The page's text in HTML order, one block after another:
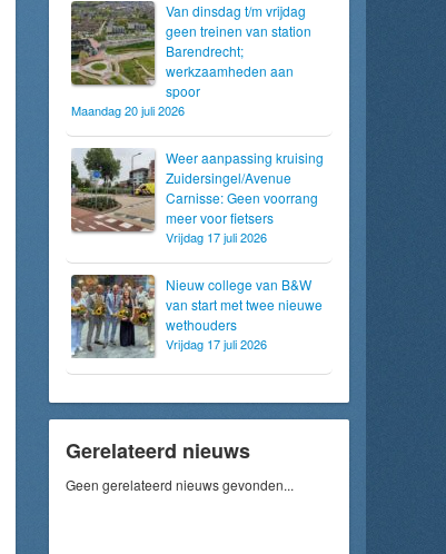
Van dinsdag t/m vrijdag
geen treinen van station
Barendrecht;
werkzaamheden aan
spoor
Maandag 20 juli 2026
Weer aanpassing kruising
Zuidersingel/Avenue
Carnisse: Geen voorrang
meer voor fietsers
Vrijdag 17 juli 2026
Nieuw college van B&W
van start met twee nieuwe
wethouders
Vrijdag 17 juli 2026
Gerelateerd nieuws
Geen gerelateerd nieuws gevonden...